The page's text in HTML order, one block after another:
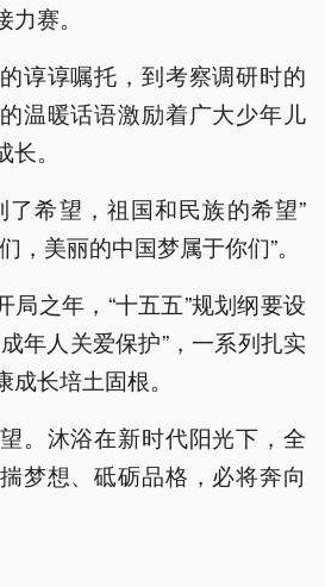
赛。
谆谆嘱托，到考察调研时的
温暖话语激励着广大少年儿
。
了希望，祖国和民族的希望”
，美丽的中国梦属于你们”。
局之年，“十五五”规划纲要设
年人关爱保护”，一系列扎实
长培土固根。
。沐浴在新时代阳光下，全
梦想、砥砺品格，必将奔向